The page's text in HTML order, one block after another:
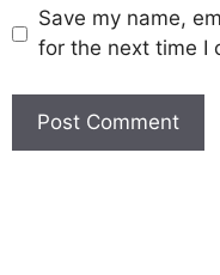
Save my name,
for the next time I